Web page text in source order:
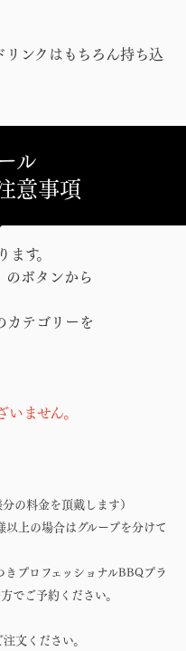
リンクはもちろん持ち込
ル
意事項
す。
ボタンから
カテゴリーを
ません。
の料金を頂戴します）
上の場合はグループを分けて
プロフェッショナルBBQプラ
でご予約ください。
文ください。